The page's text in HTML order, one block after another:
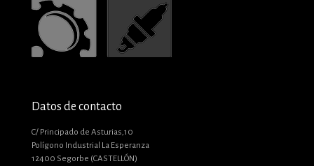
Datos de contacto
C/ Principado de Asturias,10
Polígono Industrial La Esperanza
12400 Segorbe (CASTELLÓN)